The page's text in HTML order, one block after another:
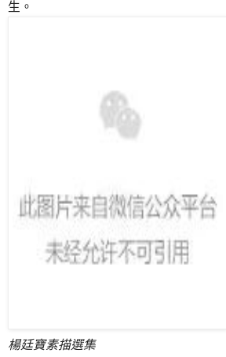
生。
楊廷寶素描選集